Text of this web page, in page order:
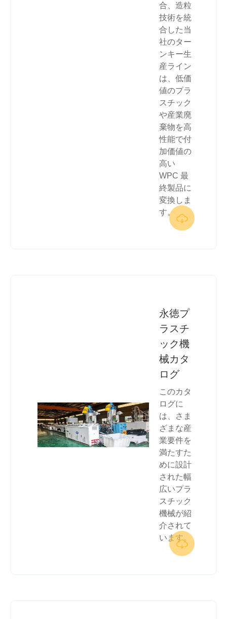
合、造粒
技術を統
合した当
社のター
ンキー生
産ライン
は、低価
値のプラ
スチック
や産業廃
棄物を高
性能で付
加価値の
高い
WPC 最
終製品に
変換しま
す。 
永徳プ
ラスチ
ック機
械カタ
ログ
このカタ
ログに
は、さま
ざまな産
業要件を
満たすた
めに設計
された幅
広いプラ
スチック
機械が紹
介されて
います。
